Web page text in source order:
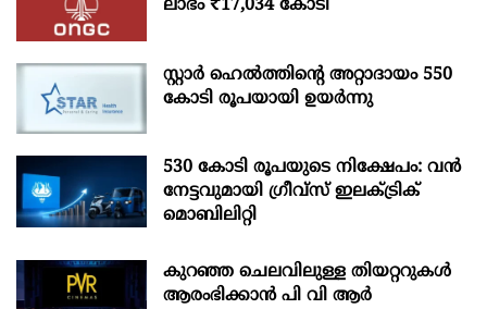
ലാഭം ₹17,034 കോടി
സ്റ്റാർ ഹെൽത്തിന്റെ അറ്റാദായം 550
കോടി രൂപയായി ഉയർന്നു
530 കോടി രൂപയുടെ നിക്ഷേപം: വൻ
നേട്ടവുമായി ഗ്രീവ്സ് ഇലക്ട്രിക്
മൊബിലിറ്റി
കുറഞ്ഞ ചെലവിലുള്ള തിയറ്ററുകൾ
ആരംഭിക്കാൻ പി വി ആർ